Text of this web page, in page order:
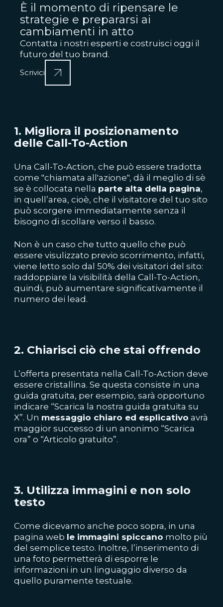
È il momento di ripensare le
strategie e prepararsi ai
cambiamenti in atto
Contatta i nostri esperti e costruisci oggi il
futuro del tuo brand.
Scrivici
1. Migliora il posizionamento
delle Call-To-Action
Una Call-To-Action, che può essere tradotta
come "chiamata all'azione", dà il meglio di sè
se è collocata nella parte alta della pagina,
in quell’area, cioè, che il visitatore del tuo sito
può scorgere immediatamente senza il
bisogno di scollare verso il basso.
Non è un caso che tutto quello che può
essere visulizzato previo scorrimento, infatti,
viene letto solo dal 50% dei visitatori del sito:
raddoppiare la visibilità della Call-To-Action,
quindi, può aumentare significativamente il
numero dei lead.
2. Chiarisci ciò che stai offrendo
L’offerta presentata nella Call-To-Action deve
essere cristallina. Se questa consiste in una
guida gratuita, per esempio, sarà opportuno
indicare “Scarica la nostra guida gratuita su
X”. Un messaggio chiaro ed esplicativo avrà
maggior successo di un anonimo “Scarica
ora” o “Articolo gratuito”.
3. Utilizza immagini e non solo
testo
Come dicevamo anche poco sopra, in una
pagina web le immagini spiccano molto più
del semplice testo. Inoltre, l’inserimento di
una foto permetterà di esporre le
informazioni in un linguaggio diverso da
quello puramente testuale.